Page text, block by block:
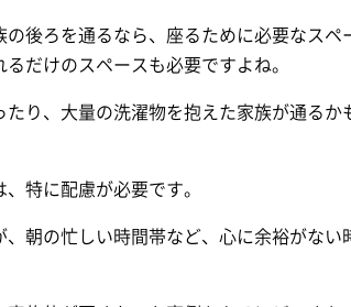
後ろを通るなら、座るために必要なスペ
だけのスペースも必要ですよね。
り、大量の洗濯物を抱えた家族が通るか
特に配慮が必要です。
朝の忙しい時間帯など、心に余裕がない